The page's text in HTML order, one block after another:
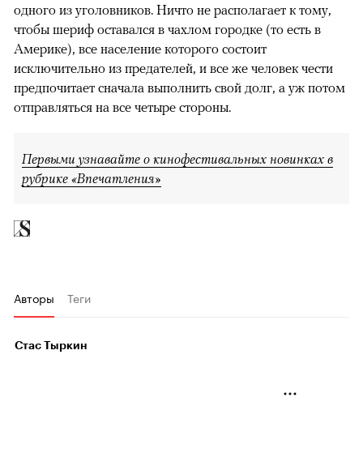
одного из уголовников. Ничто не располагает к тому,
чтобы шериф оставался в чахлом городке (то есть в
Америке), все население которого состоит
исключительно из предателей, и все же человек чести
предпочитает сначала выполнить свой долг, а уж потом
отправляться на все четыре стороны.
Первыми узнавайте о кинофестивальных новинках в
рубрике «Впечатления»
Авторы Теги
Стас Тыркин